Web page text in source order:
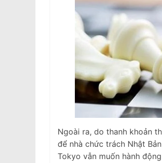
Ngoài ra, do thanh khoản
để nhà chức trách Nhật
Tokyo vẫn muốn hành